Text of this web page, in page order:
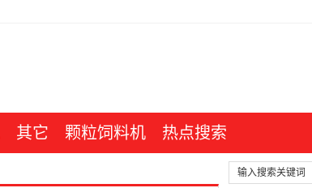
其它 颗粒饲料机 热点搜索